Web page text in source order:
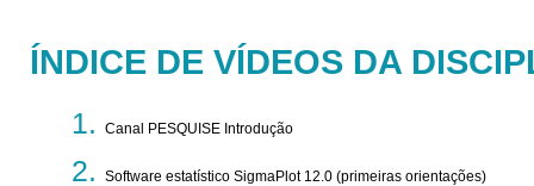
ÍNDICE DE VÍDEOS DA
Canal PESQUISE Introdução
Software estatístico SigmaPlot 12.0 (primeiras orientações)